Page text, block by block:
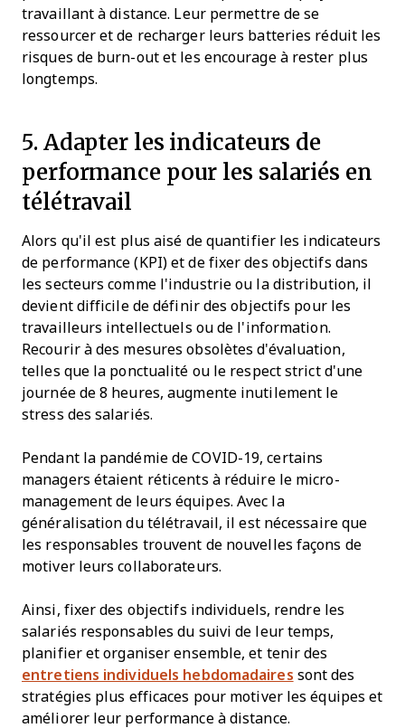
travaillant à distance. Leur permettre de se
ressourcer et de recharger leurs batteries réduit les
risques de burn-out et les encourage à rester plus
longtemps.
5. Adapter les indicateurs de
performance pour les salariés en
télétravail
Alors qu'il est plus aisé de quantifier les indicateurs
de performance (KPI) et de fixer des objectifs dans
les secteurs comme l'industrie ou la distribution, il
devient difficile de définir des objectifs pour les
travailleurs intellectuels ou de l'information.
Recourir à des mesures obsolètes d'évaluation,
telles que la ponctualité ou le respect strict d'une
journée de 8 heures, augmente inutilement le
stress des salariés.
Pendant la pandémie de COVID-19, certains
managers étaient réticents à réduire le micro-
management de leurs équipes. Avec la
généralisation du télétravail, il est nécessaire que
les responsables trouvent de nouvelles façons de
motiver leurs collaborateurs.
Ainsi, fixer des objectifs individuels, rendre les
salariés responsables du suivi de leur temps,
planifier et organiser ensemble, et tenir des
entretiens individuels hebdomadaires sont des
stratégies plus efficaces pour motiver les équipes et
améliorer leur performance à distance.